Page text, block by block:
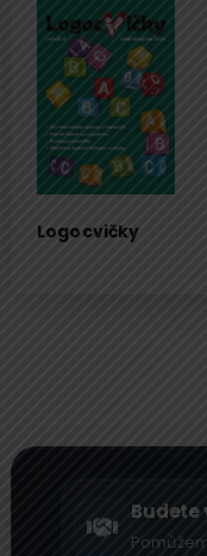
Logocvičky
Budete